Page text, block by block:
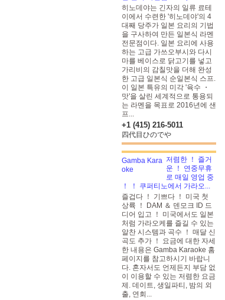
히노데야는 긴자의 일류 료테
이에서 수련한 '히노데야'의 4
대째 당주가 일본 요리의 기법
을 구사하여 만든 일본식 라멘
전문점이다. 일본 요리에 사용
하는 고급 가쓰오부시와 다시
마를 베이스로 닭고기를 넣고
가리비의 감칠맛을 더해 완성
한 고급 일본식 순일본식 스프.
이 일본 특유의 미각 '육수 ・
맛'을 살린 세계적으로 통용되
는 라멘을 목표로 2016년에 샌
프...
+1 (415) 216-5011
四代目ひのでや
저렴한 ！ 즐거
운 ！ 연중무휴
로 매일 영업 중
！ ！ 쿠퍼티노에서 가라오...
즐겁다 ！ 기쁘다 ！ 미국 첫
상륙 ！ DAM ＆ 덴모크 ID 드
디어 입고 ！ 미국에서도 일본
처럼 가라오케를 즐길 수 있는
알찬 시스템과 곡수 ！ 매달 신
곡도 추가 ！ 요금에 대한 자세
한 내용은 Gamba Karaoke 홈
페이지를 참고하시기 바랍니
다. 혼자서도 언제든지 부담 없
이 이용할 수 있는 저렴한 요금
제. 데이트, 생일파티, 밤의 외
출, 연회...